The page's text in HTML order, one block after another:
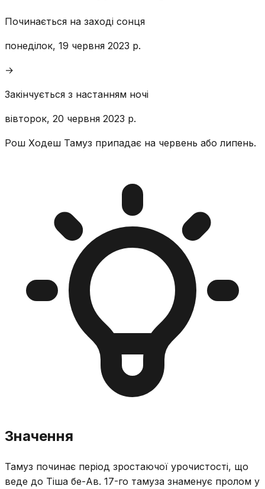
Починається на заході сонця
понеділок, 19 червня 2023 р.
→
Закінчується з настанням ночі
вівторок, 20 червня 2023 р.
Рош Ходеш Тамуз припадає на червень або липень.
Значення
Тамуз починає період зростаючої урочистості, що
веде до Тіша бе-Ав. 17-го тамуза знаменує пролом у